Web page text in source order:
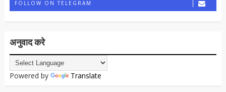
FOLLOW ON TELEGRAM
अनुवाद करे
Powered by Translate